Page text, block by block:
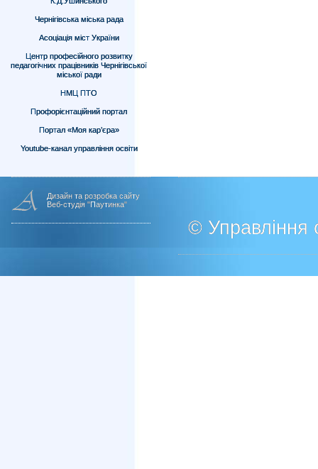
Чернігівська міська рада
Асоціація міст України
Центр професійного розвитку
педагогічних працівників Чернігівської
міської ради
НМЦ ПТО
Профорієнтаційний портал
Портал «Моя кар’єра»
Youtube-канал управління освіти
Дизайн та розробка сайту
Веб-студія "Паутинка"
© Управління